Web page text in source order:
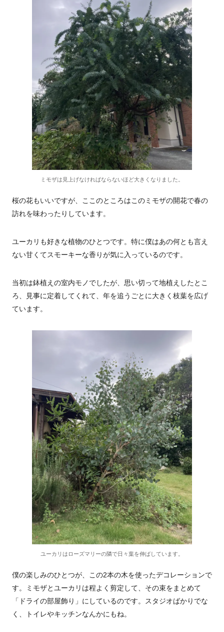
ミモザは見上げなければならないほど大きくなりました。
桜の花もいいですが、ここのところはこのミモザの開花で春の
訪れを味わったりしています。
ユーカリも好きな植物のひとつです。特に僕はあの何とも言え
ない甘くてスモーキーな香りが気に入っているのです。
当初は鉢植えの室内モノでしたが、思い切って地植えしたとこ
ろ、見事に定着してくれて、年を追うごとに大きく枝葉を広げ
ています。
ユーカリはローズマリーの隣で日々葉を伸ばしています。
僕の楽しみのひとつが、この2本の木を使ったデコレーションで
す。ミモザとユーカリは程よく剪定して、その束をまとめて
「ドライの部屋飾り」にしているのです。スタジオばかりでな
く、トイレやキッチンなんかにもね。